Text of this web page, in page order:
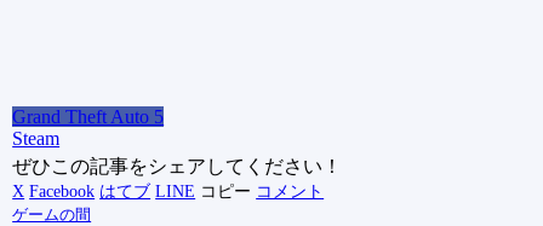
Grand Theft Auto 5
Steam
ぜひこの記事をシェアしてください！
X Facebook はてブ LINE コピー コメント
ゲームの間